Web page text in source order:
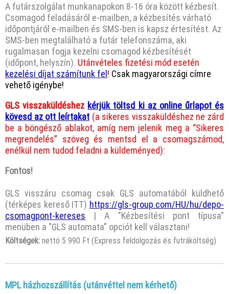
A futárszolgálat munkanapokon 8-16 óra között kézbesít.
Csomagod feladásáról e-mailben, a kézbesítés várható
időpontjáról e-mailben és SMS-ben is kapsz értesítést. Az
SMS-ben megtalálható a futár telefonszáma, aki
rugalmasan fogja kezelni csomagod kézbesítését
(időpont, helyszín). Utánvételes fizetési mód esetén
kezelési díjat számítunk fel! Csak magyarországi címre
vehető igénybe!
GLS visszaküldéshez kérjük töltsd ki az online űrlapot és
kövesd az ott leírtakat (a sikeres visszaküldéshez ne zárd
be a böngésző ablakot, amíg nem jelenik meg a “Sikeres
megrendelés” szöveg és mentsd el a csomagszámod,
enélkül nem tudod feladni a küldeményed):
Fontos!
GLS visszáru csomag csak GLS automatából küldhető
(térképes kereső ITT) https://gls-group.com/HU/hu/depo-
csomagpont-kereses | A "Kézbesítési pont típusa”
menüben a "GLS automata" opciót kell választani!
Költségek: nettó 5 990 Ft (Express feldolgozás és futráköltség)
MPL házhozszállítás (utánvéttel nem kérhető)